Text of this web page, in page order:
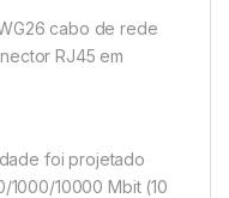
cabo de rede
RJ45 em
foi projetado
1000/10000 Mbit (10